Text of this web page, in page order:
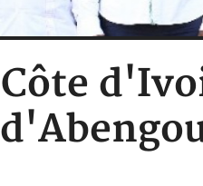
Côte